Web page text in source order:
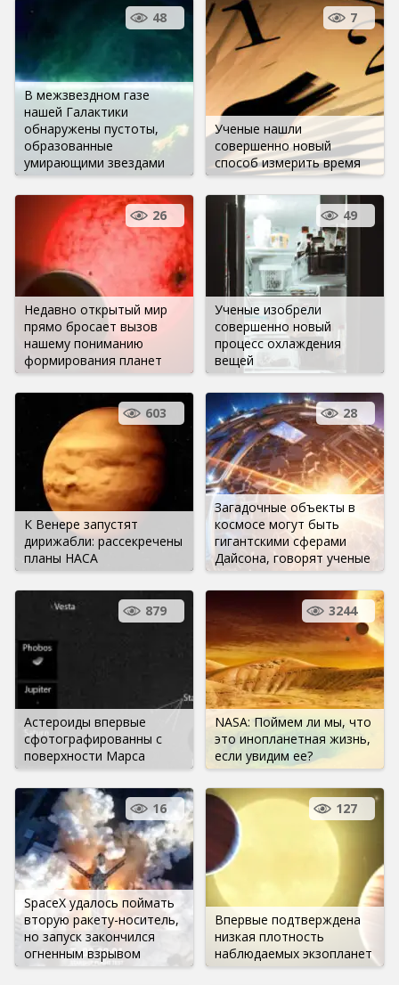
В межзвездном газе
нашей Галактики
обнаружены пустоты,
образованные
умирающими звездами
48
Ученые нашли
совершенно новый
способ измерить время
7
Недавно открытый мир
прямо бросает вызов
нашему пониманию
формирования планет
26
Ученые изобрели
совершенно новый
процесс охлаждения
вещей
49
К Венере запустят
дирижабли: рассекречены
планы НАСА
603
Загадочные объекты в
космосе могут быть
гигантскими сферами
Дайсона, говорят ученые
28
Астероиды впервые
сфотографированны с
поверхности Марса
879
NASA: Поймем ли мы, что
это инопланетная жизнь,
если увидим ее?
3244
SpaceX удалось поймать
вторую ракету-носитель,
но запуск закончился
огненным взрывом
16
Впервые подтверждена
низкая плотность
наблюдаемых экзопланет
127